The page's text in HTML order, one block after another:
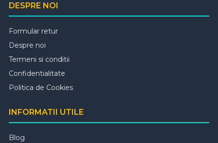
DESPRE NOI
Formular retur
Despre noi
Termeni si conditii
Confidentialitate
Politica de Cookies
INFORMATII UTILE
Blog